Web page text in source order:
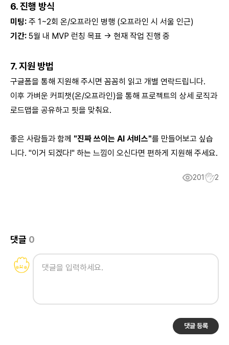
6. 진행 방식
미팅: 주 1~2회 온/오프라인 병행 (오프라인 시 서울 인근)
기간: 5월 내 MVP 런칭 목표 -> 현재 작업 진행 중
7. 지원 방법
구글폼을 통해 지원해 주시면 꼼꼼히 읽고 개별 연락드립니다.
이후 가벼운 커피챗(온/오프라인)을 통해 프로젝트의 상세 로직과
로드맵을 공유하고 핏을 맞춰요.
좋은 사람들과 함께 "진짜 쓰이는 AI 서비스"를 만들어보고 싶습
니다. "이거 되겠다!" 하는 느낌이 오신다면 편하게 지원해 주세요.
201 2
댓글 0
댓글 등록